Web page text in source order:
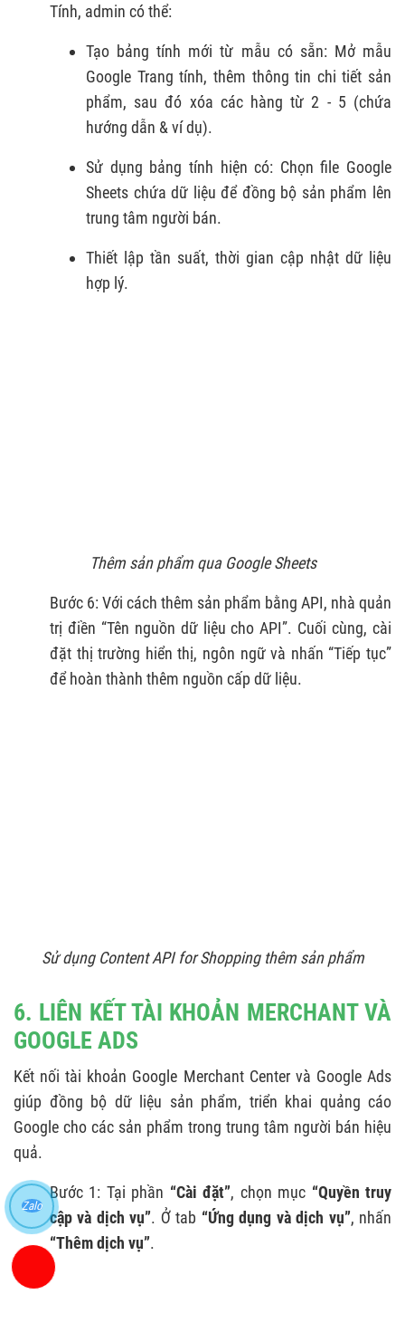
Tính, admin có thể:
Tạo bảng tính mới từ mẫu có sẵn: Mở mẫu
Google Trang tính, thêm thông tin chi tiết sản
phẩm, sau đó xóa các hàng từ 2 - 5 (chứa
hướng dẫn & ví dụ).
Sử dụng bảng tính hiện có: Chọn file Google
Sheets chứa dữ liệu để đồng bộ sản phẩm lên
trung tâm người bán.
Thiết lập tần suất, thời gian cập nhật dữ liệu
hợp lý.
Thêm sản phẩm qua Google Sheets
Bước 6: Với cách thêm sản phẩm bằng API, nhà quản
trị điền “Tên nguồn dữ liệu cho API”. Cuối cùng, cài
đặt thị trường hiển thị, ngôn ngữ và nhấn “Tiếp tục”
để hoàn thành thêm nguồn cấp dữ liệu.
Sử dụng Content API for Shopping thêm sản phẩm
6. LIÊN KẾT TÀI KHOẢN MERCHANT VÀ
GOOGLE ADS
Kết nối tài khoản Google Merchant Center và Google Ads
giúp đồng bộ dữ liệu sản phẩm, triển khai quảng cáo
Google cho các sản phẩm trong trung tâm người bán hiệu
quả.
Bước 1: Tại phần “Cài đặt”, chọn mục “Quyền truy
cập và dịch vụ”. Ở tab “Ứng dụng và dịch vụ”, nhấn
“Thêm dịch vụ”.
Zalo